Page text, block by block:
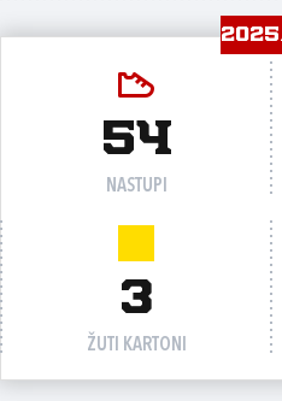
54
NASTUPI
3
ŽUTI KARTONI